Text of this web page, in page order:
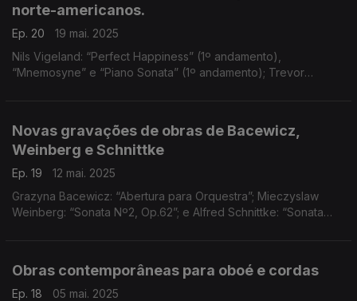
norte-americanos.
Ep. 20
19 mai. 2025
Nils Vigeland: “Perfect Happiness” (1º andamento),
“Mnemosyne” e “Piano Sonata” (1º andamento); Trevor
Novas gravações de obras de Bacewicz,
Weinberg e Schnittke
Ep. 19
12 mai. 2025
Grazyna Bacewicz: “Abertura para Orquestra”; Mieczyslaw
Weinberg: “Sonata Nº2, Op.62”; e Alfred Schnittke: “Sonata
Obras contemporâneas para oboé e cordas
Ep. 18
05 mai. 2025